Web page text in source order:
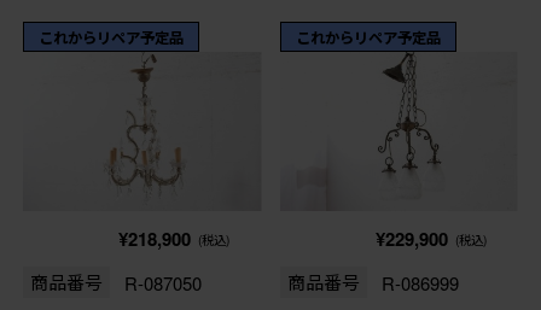
これからリペア予定品
¥218,900 (税込)
商品番号 R-087050
これからリペア予定品
¥229,900 (税込)
商品番号 R-086999